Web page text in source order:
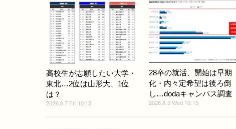
高校生が志願したい大学・
東北…2位は山形大、1位
は？
2026.8.7 Fri 10:15
28卒の就活、開始は早期
化・内々定希望は後ろ倒
し…dodaキャンパス調査
2026.8.5 Wed 10:15